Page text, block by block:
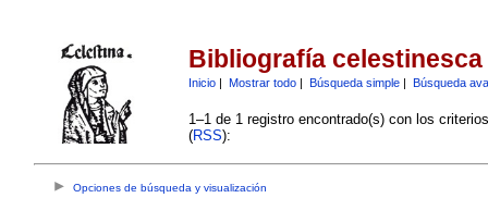
Bibliografía celestinesca
Inicio| Mostrar todo| Búsqueda simple| Búsqueda
1–1 de 1 registro encontrado(s) con los
(RSS):
Opciones de búsqueda y visualización